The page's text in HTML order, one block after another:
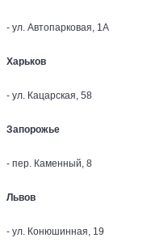
- ул. Автопарковая, 1А
Харьков
- ул. Кацарская, 58
Запорожье
- пер. Каменный, 8
Львов
- ул. Конюшинная, 19